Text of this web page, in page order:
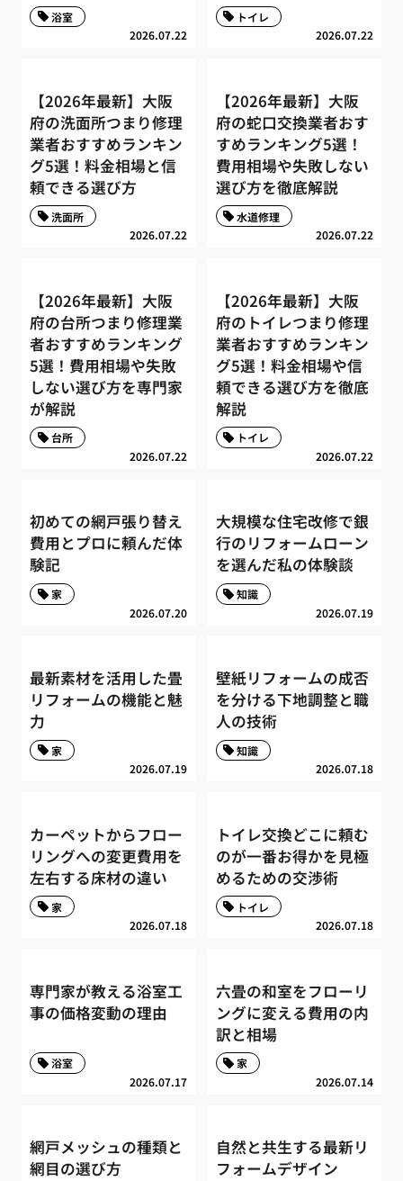
2026.07.22
浴室
2026.07.22
トイレ
【2026年最新】大阪
府の洗面所つまり修理
業者おすすめランキン
グ5選！料金相場と信
頼できる選び方
2026.07.22
洗面所
【2026年最新】大阪
府の蛇口交換業者おす
すめランキング5選！
費用相場や失敗しない
選び方を徹底解説
2026.07.22
水道修理
【2026年最新】大阪
府の台所つまり修理業
者おすすめランキング
5選！費用相場や失敗
しない選び方を専門家
が解説
2026.07.22
台所
【2026年最新】大阪
府のトイレつまり修理
業者おすすめランキン
グ5選！料金相場や信
頼できる選び方を徹底
解説
2026.07.22
トイレ
初めての網戸張り替え
費用とプロに頼んだ体
験記
2026.07.20
家
大規模な住宅改修で銀
行のリフォームローン
を選んだ私の体験談
2026.07.19
知識
最新素材を活用した畳
リフォームの機能と魅
力
2026.07.19
家
壁紙リフォームの成否
を分ける下地調整と職
人の技術
2026.07.18
知識
カーペットからフロー
リングへの変更費用を
左右する床材の違い
2026.07.18
家
トイレ交換どこに頼む
のが一番お得かを見極
めるための交渉術
2026.07.18
トイレ
専門家が教える浴室工
事の価格変動の理由
2026.07.17
浴室
六畳の和室をフローリ
ングに変える費用の内
訳と相場
2026.07.14
家
網戸メッシュの種類と
網目の選び方
自然と共生する最新リ
フォームデザイン